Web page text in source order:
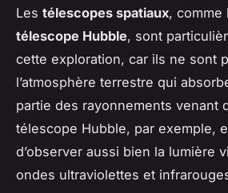
Les télescopes spatiaux, comme
télescope Hubble, sont
cette exploration, car ils ne sont
l’atmosphère terrestre qui
partie des rayonnements venant
télescope Hubble, par exemple,
d’observer aussi bien la lumière
ondes ultraviolettes et